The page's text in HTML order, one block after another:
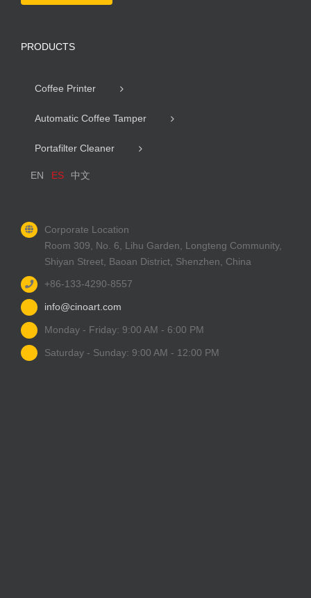
PRODUCTS
Coffee Printer
Automatic Coffee Tamper
Portafilter Cleaner
EN ES 中文
Corporate Location
Room 309, No. 6, Lihu Garden, Longteng Community,
Shiyan Street, Baoan District, Shenzhen, China
+86-133-4290-8557
info@cinoart.com
Monday - Friday: 9:00 AM - 6:00 PM
Saturday - Sunday: 9:00 AM - 12:00 PM